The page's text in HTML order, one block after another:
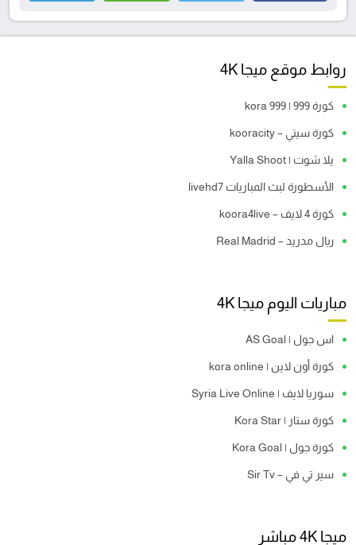
روابط موقع ميجا 4K
كورة 999 | kora 999
كورة سيتي – kooracity
يلا شوت | Yalla Shoot
الأسطورة لبث المباريات livehd7
كورة 4 لايف – koora4live
ريال مدريد – Real Madrid
مباريات اليوم ميجا 4K
اس جول | AS Goal
كورة أون لاين | kora online
سوريا لايف | Syria Live Online
كورة ستار | Kora Star
كورة جول | Kora Goal
سير تي في – Sir Tv
ميجا 4K مباشر